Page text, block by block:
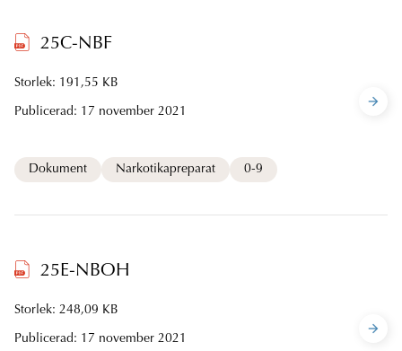
25C-NBF
Storlek: 191,55 KB
Publicerad: 17 november 2021
Dokument Narkotikapreparat 0-9
25E-NBOH
Storlek: 248,09 KB
Publicerad: 17 november 2021